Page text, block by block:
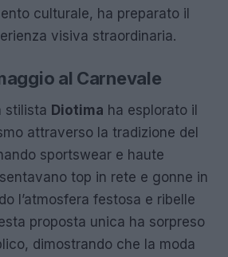
culturale, ha preparato il
visiva straordinaria.
al Carnevale
stilista Diotima ha esplorato il
attraverso la tradizione del
sportswear e haute
top in rete e gonne in
l’atmosfera festosa e ribelle
proposta unica ha sorpreso
dimostrando che la moda